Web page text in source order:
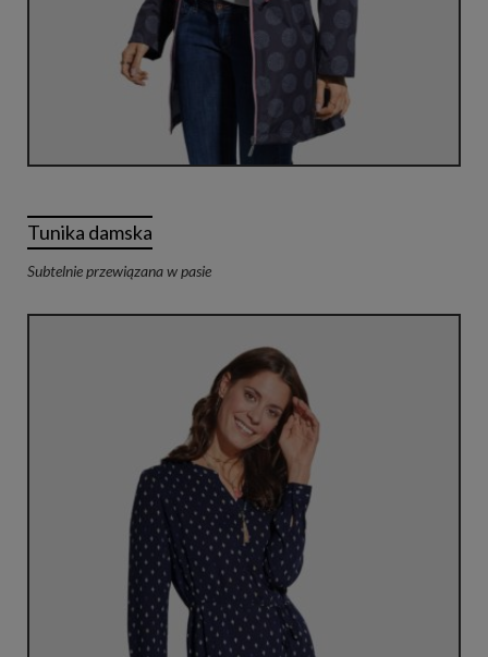
Tunika damska
Subtelnie przewiązana w pasie